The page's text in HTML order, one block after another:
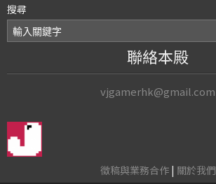
搜尋
聯絡本殿
vjgamerhk@gmail.com
徵稿與業務合作| 關於我們